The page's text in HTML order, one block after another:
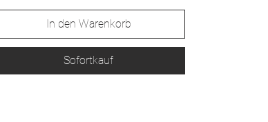
In den Warenkorb
Sofortkauf